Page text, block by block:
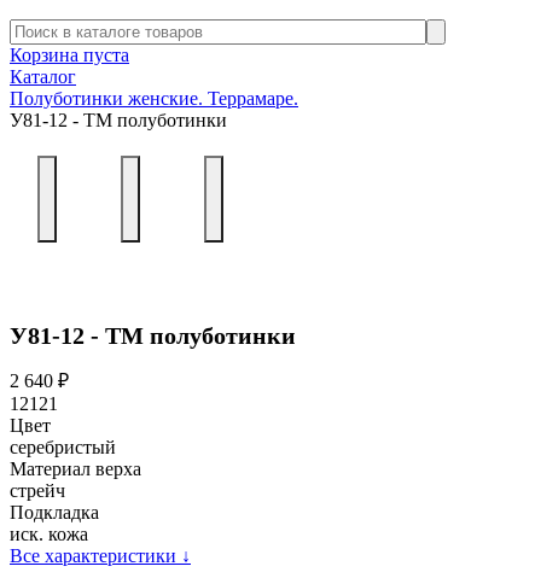
Корзина пуста
Каталог
Полуботинки женские. Террамаре.
У81-12 - ТМ полуботинки
У81-12 - ТМ полуботинки
2 640 ₽
12121
Цвет
серебристый
Материал верха
стрейч
Подкладка
иск. кожа
Все характеристики ↓